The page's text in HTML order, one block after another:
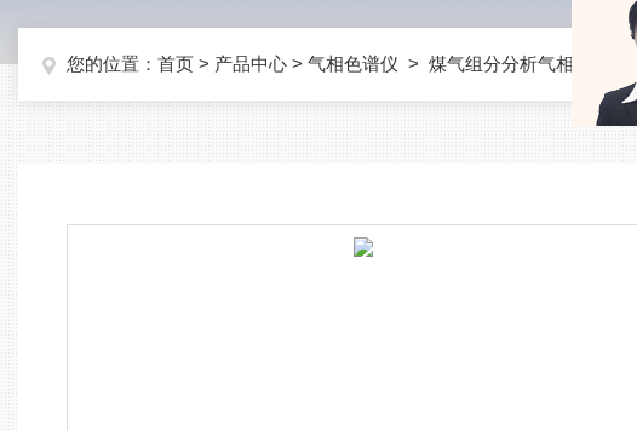
您的位置： 首页 > 产品中心 > 气相色谱仪 > 煤气组分分析气相色谱仪